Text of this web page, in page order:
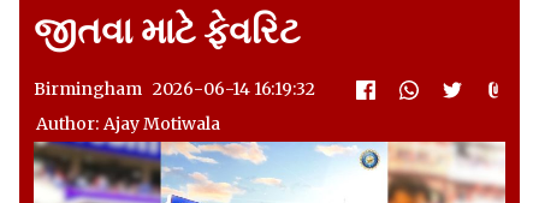
જીતવા માટે ફેવરિટ
Birmingham 2026-06-14 16:19:32
Author: Ajay Motiwala